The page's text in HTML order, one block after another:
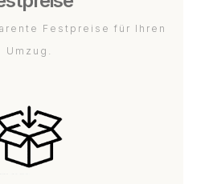
Festpreise für Ihren
Umzug.